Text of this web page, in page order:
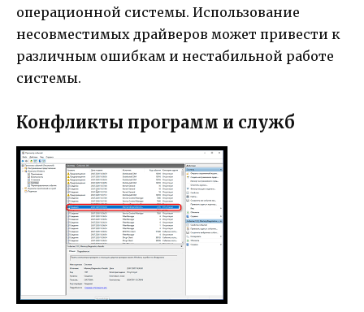
операционной системы. Использование
несовместимых драйверов может привести к
различным ошибкам и нестабильной работе
системы.
Конфликты программ и служб